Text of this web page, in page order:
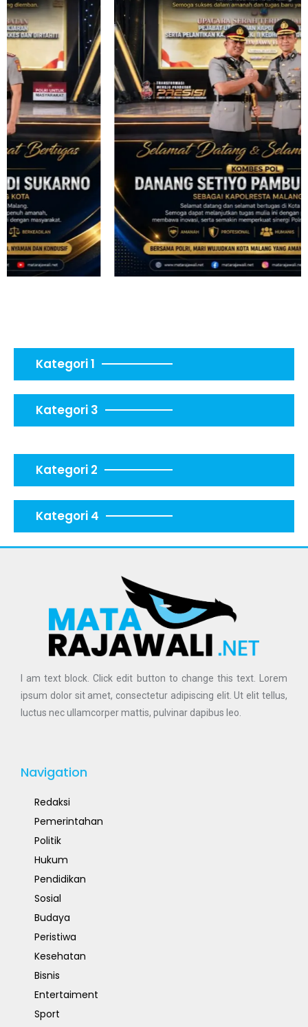
Kategori 1
Kategori 3
Kategori 2
Kategori 4
I am text block. Click edit button to change this text. Lorem
ipsum dolor sit amet, consectetur adipiscing elit. Ut elit tellus,
luctus nec ullamcorper mattis, pulvinar dapibus leo.
Navigation
Redaksi
Pemerintahan
Politik
Hukum
Pendidikan
Sosial
Budaya
Peristiwa
Kesehatan
Bisnis
Entertaiment
Sport